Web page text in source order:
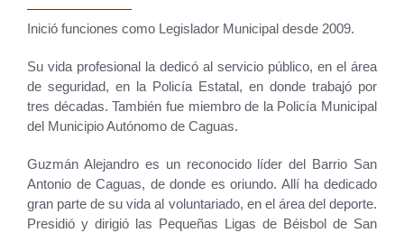
Inició funciones como Legislador Municipal desde 2009.
Su vida profesional la dedicó al servicio público, en el área
de seguridad, en la Policía Estatal, en donde trabajó por
tres décadas. También fue miembro de la Policía Municipal
del Municipio Autónomo de Caguas.
Guzmán Alejandro es un reconocido líder del Barrio San
Antonio de Caguas, de donde es oriundo. Allí ha dedicado
gran parte de su vida al voluntariado, en el área del deporte.
Presidió y dirigió las Pequeñas Ligas de Béisbol de San